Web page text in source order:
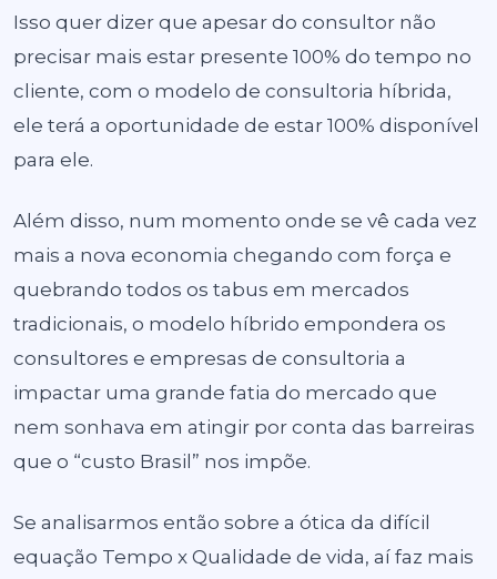
Isso quer dizer que apesar do consultor não
precisar mais estar presente 100% do tempo no
cliente, com o modelo de consultoria híbrida,
ele terá a oportunidade de estar 100% disponível
para ele.
Além disso, num momento onde se vê cada vez
mais a nova economia chegando com força e
quebrando todos os tabus em mercados
tradicionais, o modelo híbrido empondera os
consultores e empresas de consultoria a
impactar uma grande fatia do mercado que
nem sonhava em atingir por conta das barreiras
que o “custo Brasil” nos impõe.
Se analisarmos então sobre a ótica da difícil
equação Tempo x Qualidade de vida, aí faz mais